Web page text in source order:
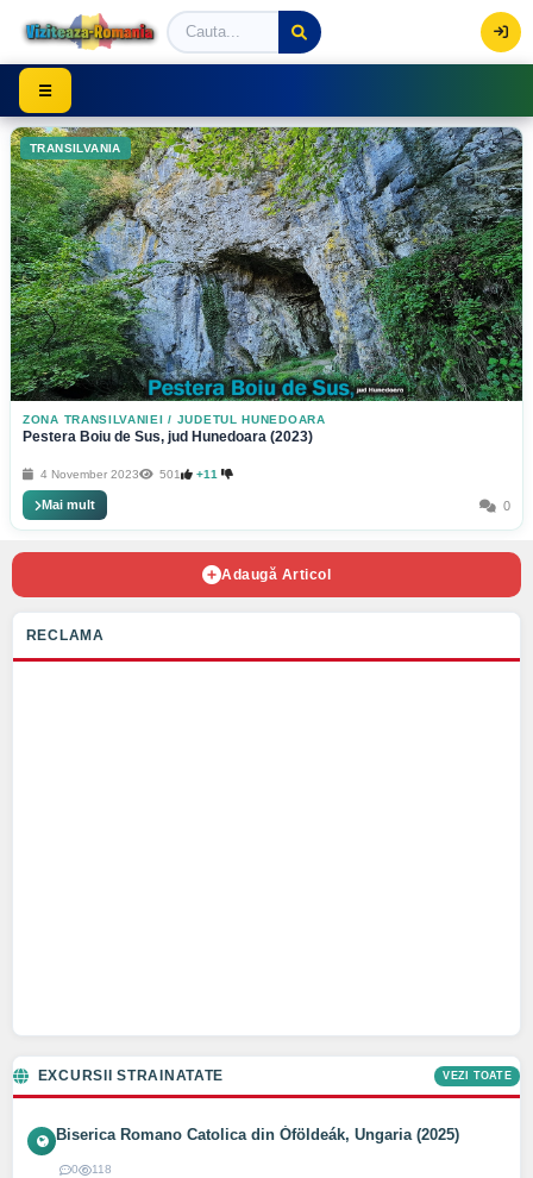
Viziteaza Romania | Obiective Turistice | Trasee
☰
TRANSILVANIA
ZONA TRANSILVANIEI / JUDETUL HUNEDOARA
Pestera Boiu de Sus, jud Hunedoara (2023)
4 November 2023 501 +11
Mai mult 0
Adaugă Articol
RECLAMA
EXCURSII STRAINATATE VEZI TOATE
Biserica Romano Catolica din Óföldeák, Ungaria (2025)
0 118